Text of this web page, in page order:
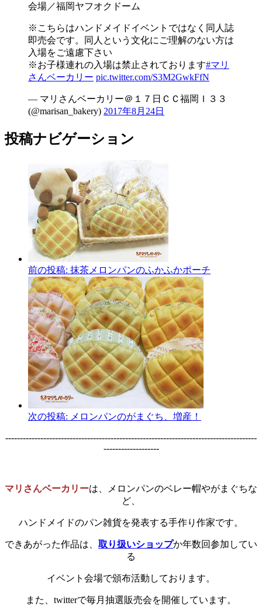
会場／福岡ヤフオクドーム
※こちらはハンドメイドイベントではなく同人誌
即売会です。同人という文化にご理解のない方は
入場をご遠慮下さい
※お子様連れの入場は禁止されております#マリ
さんベーカリー pic.twitter.com/S3M2GwkFfN
— マリさんベーカリー＠１７日ＣＣ福岡Ｉ３３
(@marisan_bakery) 2017年8月24日
投稿ナビゲーション
前の投稿: 抹茶メロンパンのふかふかポーチ
次の投稿: メロンパンのがまぐち、増産！
--------------------------------------------------------------------------------------
-------------------
マリさんベーカリーは、メロンパンのベレー帽やがまぐちな
ど、
ハンドメイドのパン雑貨を発表する手作り作家です。
できあがった作品は、 取り扱いショップか年数回参加してい
る
イベント会場で頒布活動しております。
また、twitterで毎月抽選販売会を開催しています。